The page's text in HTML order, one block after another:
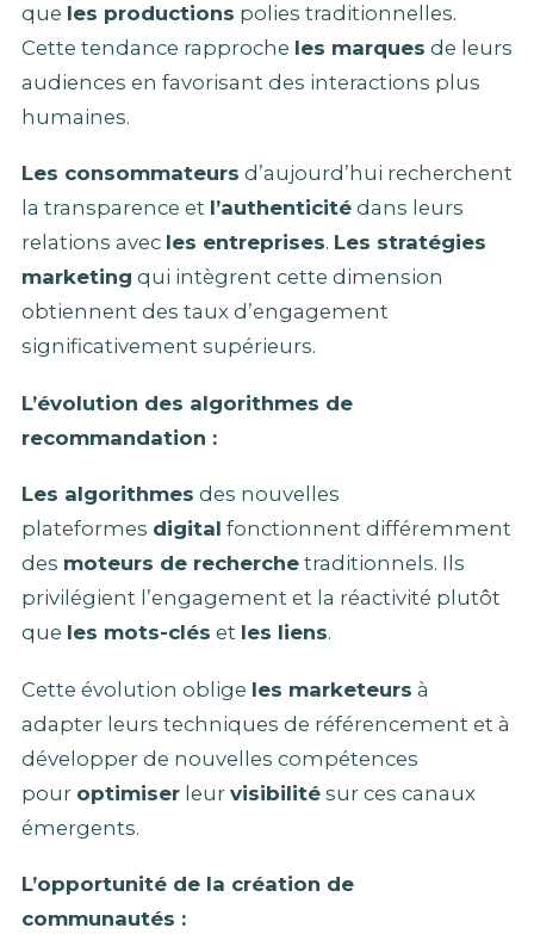
que les productions polies traditionnelles.
Cette tendance rapproche les marques de leurs
audiences en favorisant des interactions plus
humaines.
Les consommateurs d’aujourd’hui recherchent
la transparence et l’authenticité dans leurs
relations avec les entreprises. Les stratégies
marketing qui intègrent cette dimension
obtiennent des taux d’engagement
significativement supérieurs.
L’évolution des algorithmes de
recommandation :
Les algorithmes des nouvelles
plateformes digital fonctionnent différemment
des moteurs de recherche traditionnels. Ils
privilégient l’engagement et la réactivité plutôt
que les mots-clés et les liens.
Cette évolution oblige les marketeurs à
adapter leurs techniques de référencement et à
développer de nouvelles compétences
pour optimiser leur visibilité sur ces canaux
émergents.
L’opportunité de la création de
communautés :